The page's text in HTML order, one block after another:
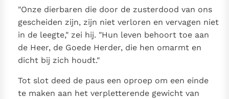
"Onze dierbaren die door de zusterdood van ons
gescheiden zijn, zijn niet verloren en vervagen niet
in de leegte," zei hij. "Hun leven behoort toe aan
de Heer, de Goede Herder, die hen omarmt en
dicht bij zich houdt."
Tot slot deed de paus een oproep om een einde
te maken aan het verpletterende gewicht van